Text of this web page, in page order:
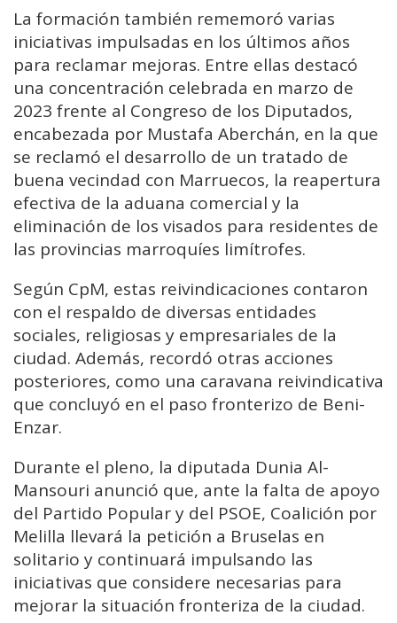
La formación también rememoró varias
iniciativas impulsadas en los últimos años
para reclamar mejoras. Entre ellas destacó
una concentración celebrada en marzo de
2023 frente al Congreso de los Diputados,
encabezada por Mustafa Aberchán, en la que
se reclamó el desarrollo de un tratado de
buena vecindad con Marruecos, la reapertura
efectiva de la aduana comercial y la
eliminación de los visados para residentes de
las provincias marroquíes limítrofes.
Según CpM, estas reivindicaciones contaron
con el respaldo de diversas entidades
sociales, religiosas y empresariales de la
ciudad. Además, recordó otras acciones
posteriores, como una caravana reivindicativa
que concluyó en el paso fronterizo de Beni-
Enzar.
Durante el pleno, la diputada Dunia Al-
Mansouri anunció que, ante la falta de apoyo
del Partido Popular y del PSOE, Coalición por
Melilla llevará la petición a Bruselas en
solitario y continuará impulsando las
iniciativas que considere necesarias para
mejorar la situación fronteriza de la ciudad.